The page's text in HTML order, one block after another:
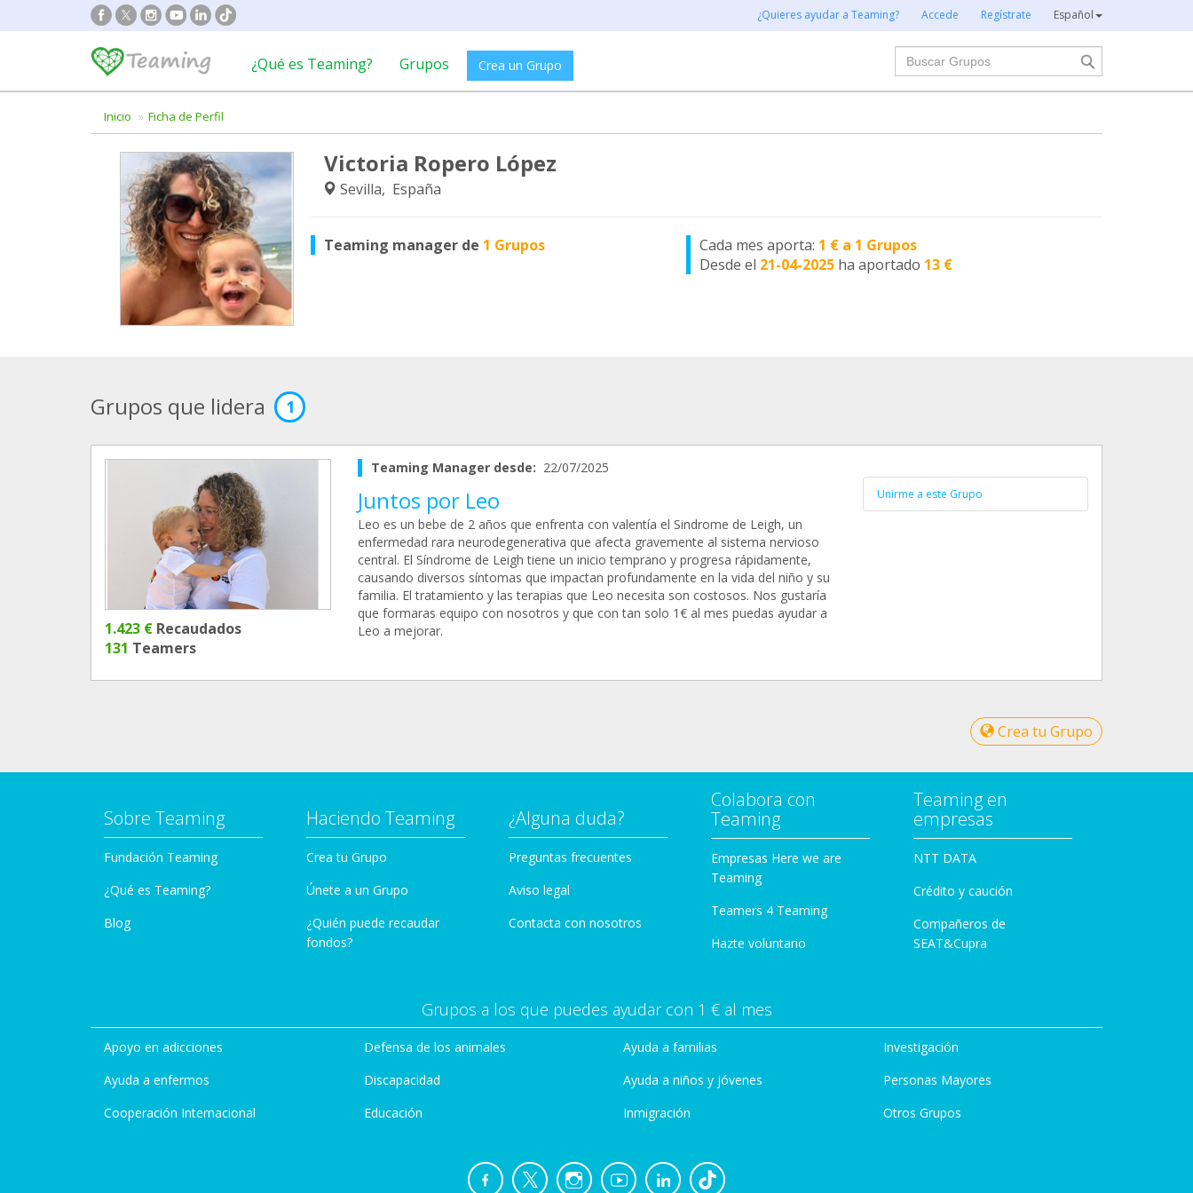
¿Quieres ayudar a Teaming? Accede Regístrate Español
¿Qué es Teaming? Grupos Crea un Grupo
Buscar
Inicio Ficha de Perfil
Victoria Ropero López
Sevilla, España
Teaming manager de 1 Grupos Cada mes aporta: 1 € a 1 Grupos
Desde el 21-04-2025 ha aportado 13 €
Grupos que lidera 1
1.423 € Recaudados
131 Teamers
Teaming Manager desde: 22/07/2025
Juntos por Leo
Leo es un bebe de 2 años que enfrenta con valentía el Sindrome de Leigh, un
enfermedad rara neurodegenerativa que afecta gravemente al sistema nervioso
central. El Síndrome de Leigh tiene un inicio temprano y progresa rápidamente,
causando diversos síntomas que impactan profundamente en la vida del niño y su
familia. El tratamiento y las terapias que Leo necesita son costosos. Nos gustaría
que formaras equipo con nosotros y que con tan solo 1€ al mes puedas ayudar a
Leo a mejorar.
Unirme a este Grupo
Crea tu Grupo
Sobre Teaming
Fundación Teaming
¿Qué es Teaming?
Blog
Haciendo Teaming
Crea tu Grupo
Únete a un Grupo
¿Quién puede recaudar
fondos?
¿Alguna duda?
Preguntas frecuentes
Aviso legal
Contacta con nosotros
Colabora con
Teaming
Empresas Here we are
Teaming
Teamers 4 Teaming
Hazte voluntario
Teaming en
empresas
NTT DATA
Crédito y caución
Compañeros de
SEAT&Cupra
Grupos a los que puedes ayudar con 1 € al mes
Apoyo en adicciones
Ayuda a enfermos
Cooperación Internacional
Defensa de los animales
Discapacidad
Educación
Ayuda a familias
Ayuda a niños y jóvenes
Inmigración
Investigación
Personas Mayores
Otros Grupos